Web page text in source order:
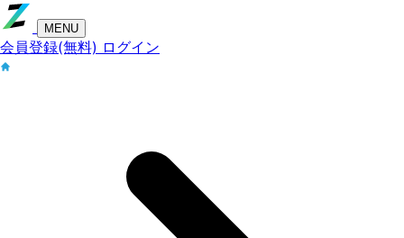
MENU
会員登録(無料) ログイン